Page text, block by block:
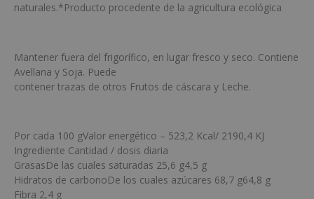
naturales.*Producto procedente de la agricultura ecológica
Mantener fuera del frigorífico, en lugar fresco y seco. Contiene
Avellana y Soja. Puede
contener trazas de otros Frutos de cáscara y Leche.
Por cada 100 gValor energético – 523,2 Kcal/ 2190,4 KJ
Ingrediente Cantidad / dosis diaria
GrasasDe las cuales saturadas 25,6 g4,5 g
Hidratos de carbonoDe los cuales azúcares 68,7 g64,8 g
Fibra 2,4 g